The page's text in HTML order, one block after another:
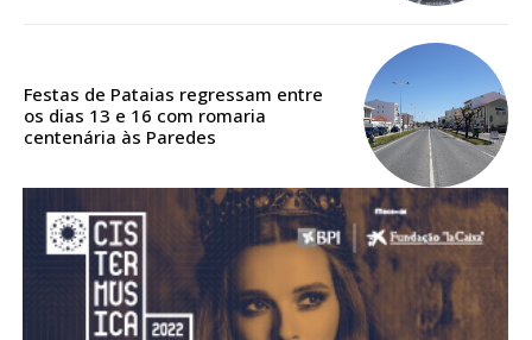
DIGITAL ANUAL
16
12 meses
Acesso ao conteúdo online
Acesso aos conteúdos Exclusivos para
Festas de Pataias regressam entre
os dias 13 e 16 com romaria
centenária às Paredes